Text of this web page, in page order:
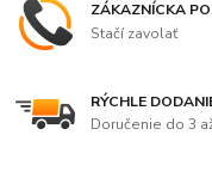
ZÁKAZNÍCKA
Stačí zavolať
RÝCHLE
Doručenie do 3